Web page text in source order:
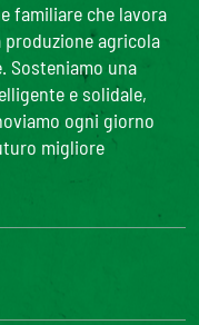
familiare che lavora
produzione agricola
Sosteniamo una
e solidale,
ogni giorno
migliore